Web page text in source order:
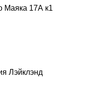
Маяка 17А к1
Лэйклэнд